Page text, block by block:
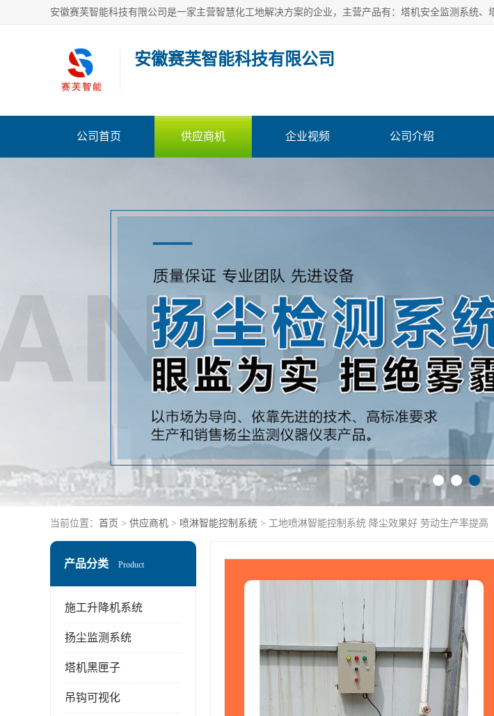
安徽赛芙智能科技有限公司
公司首页 供应商机 企业视频 公司介绍
当前位置： 首页 > 供应商机 > 喷淋智能控制系统 > 工地喷淋智能控制系统 降尘效果好 劳动生产率提高
产品分类 Product
施工升降机系统
扬尘监测系统
塔机黑匣子
吊钩可视化